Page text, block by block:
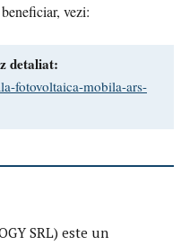
vezi:
detaliat:
fotovoltaica-mobila-ars-
SRL) este un